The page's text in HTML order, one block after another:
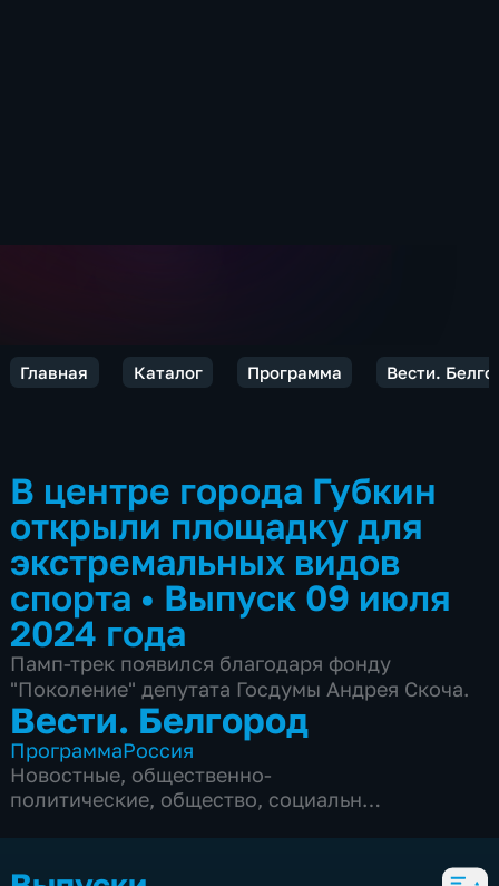
Главная Каталог Программа Вести.
В центре города Губкин
открыли площадку для
экстремальных видов
спорта • Выпуск 09 июля
2024 года
Памп-трек появился благодаря фонду
"Поколение" депутата Госдумы Андрея Скоча.
Вести. Белгород
ПрограммаРоссия
Новостные, общественно-
политические, общество, социально-